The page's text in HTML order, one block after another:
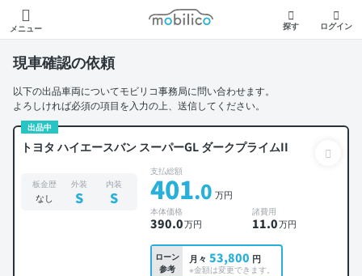
メニュー
モビリコ
探す ログイン
現車確認の依頼
以下の出品車両についてモビリコ事務局に問い合わせます。
よろしければ必須の項目を入力の上、送信してください。
出品中
トヨタ ハイエースバン スーパーGL ダークプライムII
板金歴
なし
外装
S
内装
S
支払総額
401.0 万円
本体価格
390.0万円
諸費用
11.0万円
ローン
参考
月々 53,800 円
※金額は変更できます。